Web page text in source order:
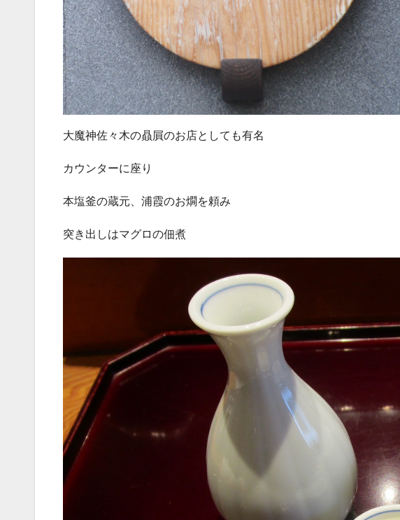
大魔神佐々木の贔屓のお店としても有名
カウンターに座り
本塩釜の蔵元、浦霞のお燗を頼み
突き出しはマグロの佃煮